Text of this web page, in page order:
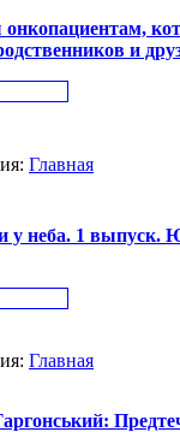
и
Главная
у неба. 1 выпуск.
Главная